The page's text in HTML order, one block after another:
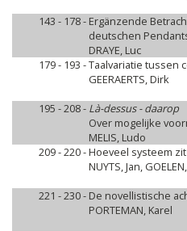
143 - 178 - Ergänzende
deutschen
DRAYE, Luc
179 - 193 -Taalvariatie tussen
GEERAERTS, Dirk
195 - 208 - Là-dessus - daarop
Over mogelijke
MELIS, Ludo
209 - 220 -Hoeveel systeem
NUYTS, Jan,
221 - 230 - De novellistische
PORTEMAN, Karel